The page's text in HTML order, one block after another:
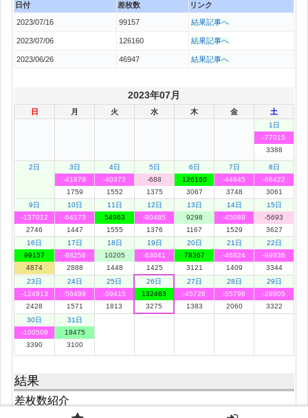
日付
差枚数 リンク
2023/07/16 99157 結果記事へ
2023/07/06 126160 結果記事へ
2023/06/26 46947 結果記事へ
2023年07月
日 月 火 水 木 金 土
1日
-77015
3388
2日
3日
-41879
1759
4日
-40373
1552
5日
-688
1375
6日
126160
3067
7日
-44645
3748
8日
-66422
3061
9日
-137012
2746
10日
-64173
1447
11日
54963
1555
12日
-90485
1376
13日
9298
1167
14日
-45089
1529
15日
-5693
3627
16日
99157
4874
17日
-88256
2888
18日
10205
1448
19日
-63041
1425
20日
78367
3121
21日
-46824
1409
22日
-99936
3344
23日
-124913
2428
24日
-56499
1571
25日
-59415
1813
26日
132463
3275
27日
-45728
1383
28日
-55798
2060
29日
-28905
3322
30日
-100509
3390
31日
19475
3100
結果
差枚数紹介